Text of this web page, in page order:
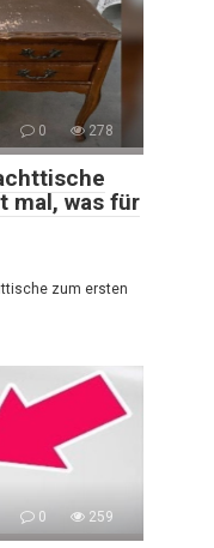
0 278
mal, was für
zum ersten
0 259